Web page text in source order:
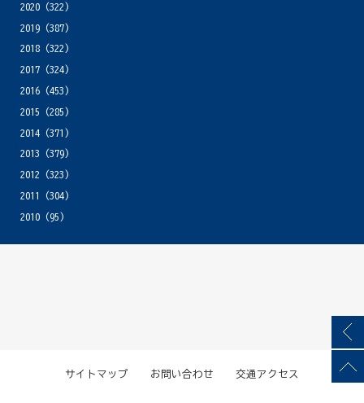
2020(322)
2019(387)
2018(322)
2017(324)
2016(453)
2015 (285)
2014(371)
2013 (379)
2012 (323)
2011
(304)
2010(95)
サイトマップ お問い合わせ 交通アクセス